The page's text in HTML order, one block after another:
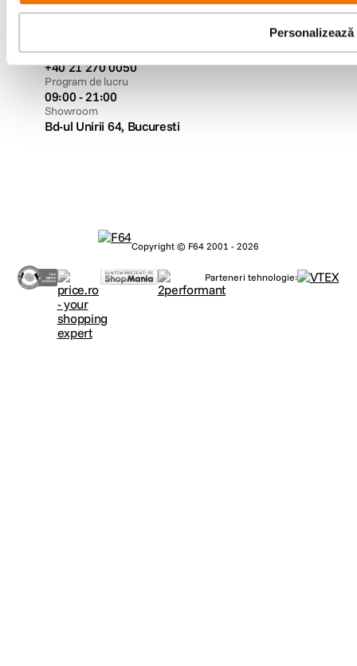
Personalizează
Comenzi si suport
+40 21 270 0050
Program de lucru
09:00 - 21:00
Showroom
Bd-ul Unirii 64, Bucuresti
Copyright © F64 2001 - 2026
Parteneri tehnologie: